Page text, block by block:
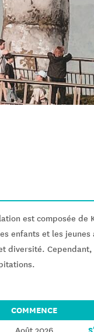
est composée de
enfants et les jeunes
diversité.
COMMENCE